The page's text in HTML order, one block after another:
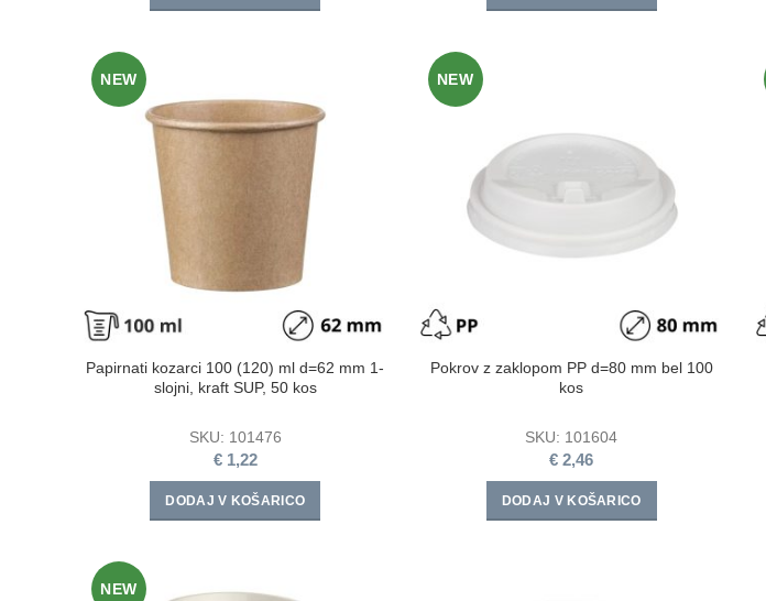
NEW
Papirnati kozarci 100 (120) ml d=62 mm 1-
slojni, kraft SUP, 50 kos
SKU: 101476
€ 1,22
DODAJ V KOŠARICO
NEW
Pokrov z zaklopom PP d=80 mm bel 100
kos
SKU: 101604
€2,46
DODAJ V KOŠARICO
NEW